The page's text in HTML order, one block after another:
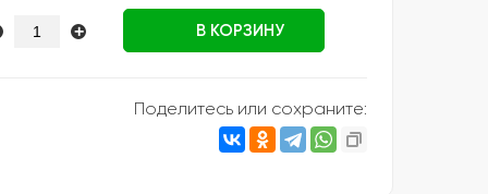
+ В КОРЗИНУ
Поделитесь или сохраните: